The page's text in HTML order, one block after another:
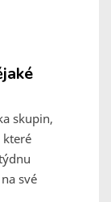
skupin,
které
své